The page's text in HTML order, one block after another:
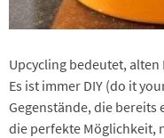
Upcycling bedeutet,
Es ist immer DIY (do it
Gegenstände, die
die perfekte Möglichkeit,